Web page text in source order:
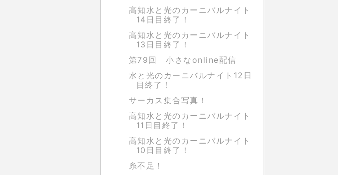
高知水と光のカーニバルナイト
14日目終了！
高知水と光のカーニバルナイト
13日目終了！
第79回 小さなonline配信
水と光のカーニバルナイト12日
目終了！
サーカス集合写真！
高知水と光のカーニバルナイト
11日目終了！
高知水と光のカーニバルナイト
10日目終了！
糸不足！